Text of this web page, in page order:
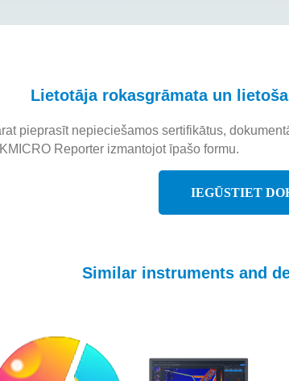
Lietotāja rokasgrāmata un
pieprasīt nepieciešamos sertifikātus,
Reporter izmantojot īpašo formu.
IEGŪSTIET
Similar instruments and